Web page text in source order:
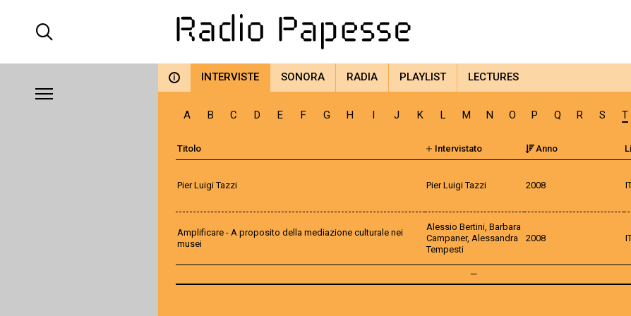
i INTERVISTE SONORA RADIA PLAYLIST LECTURES
A B C D E F G H I J K L M N O P Q R S T
Titolo Intervistato Anno
Pier Luigi Tazzi Pier Luigi Tazzi 2008
Amplificare - A proposito della mediazione culturale nei
musei
Alessio Bertini, Barbara
Campaner, Alessandra
Tempesti
2008
—